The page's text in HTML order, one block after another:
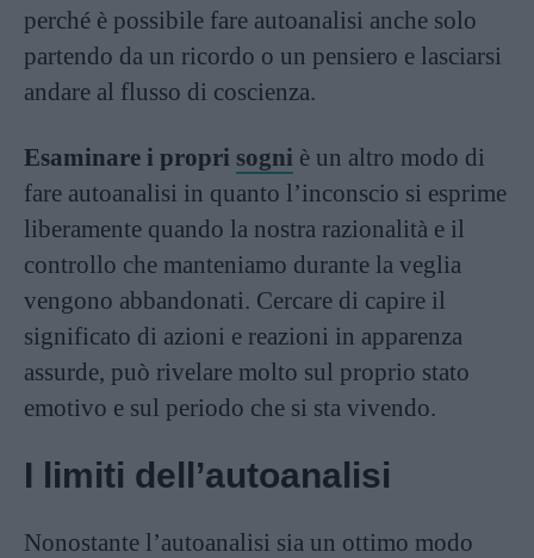
perché è possibile fare autoanalisi anche solo
partendo da un ricordo o un pensiero e lasciarsi
andare al flusso di coscienza.
Esaminare i propri sogni è un altro modo di
fare autoanalisi in quanto l’inconscio si esprime
liberamente quando la nostra razionalità e il
controllo che manteniamo durante la veglia
vengono abbandonati. Cercare di capire il
significato di azioni e reazioni in apparenza
assurde, può rivelare molto sul proprio stato
emotivo e sul periodo che si sta vivendo.
I limiti dell’autoanalisi
Nonostante l’autoanalisi sia un ottimo modo